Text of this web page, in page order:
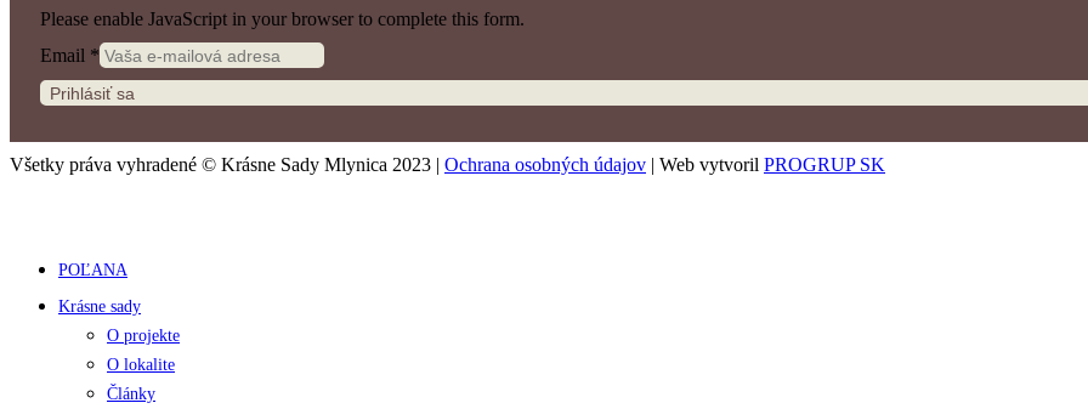
Please enable JavaScript in your browser to complete this form.
Email *
Prihlásiť sa
Všetky práva vyhradené © Krásne Sady Mlynica 2023 | Ochrana osobných údajov | Web vytvoril PROGRUP SK
POĽANA
Krásne sady
O projekte
O lokalite
Články